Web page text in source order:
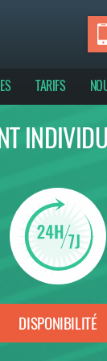
TARIFS
DISPONIBILITÉ